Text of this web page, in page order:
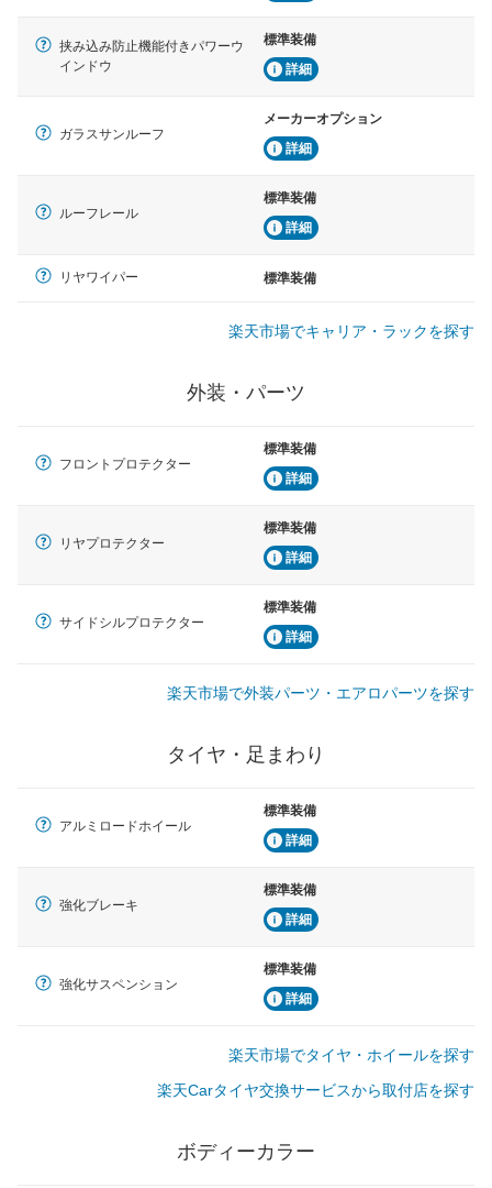
挟み込み防止機能付きパワーウ
インドウ
標準装備
詳細
ガラスサンルーフ
メーカーオプション
詳細
ルーフレール
標準装備
詳細
リヤワイパー 標準装備
楽天市場でキャリア・ラックを探す
外装・パーツ
フロントプロテクター
標準装備
詳細
リヤプロテクター
標準装備
詳細
サイドシルプロテクター
標準装備
詳細
楽天市場で外装パーツ・エアロパーツを探す
タイヤ・足まわり
アルミロードホイール
標準装備
詳細
強化ブレーキ
標準装備
詳細
強化サスペンション
標準装備
詳細
楽天市場でタイヤ・ホイールを探す
楽天Carタイヤ交換サービスから取付店を探す
ボディーカラー